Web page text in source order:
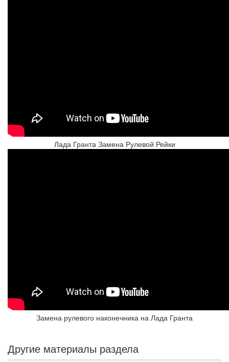
Лада Гранта Замена Рулевой Рейки
Замена рулевого наконечника на Лада Гранта
Другие материалы раздела